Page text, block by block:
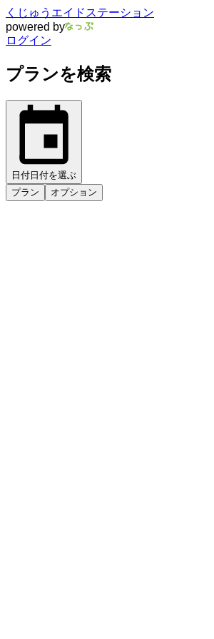
くじゅうエイドステーション
powered by
ログイン
プランを検索
日付 日付を選ぶ
プラン
オプション